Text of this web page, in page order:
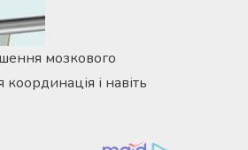
мозкового
координація і навіть